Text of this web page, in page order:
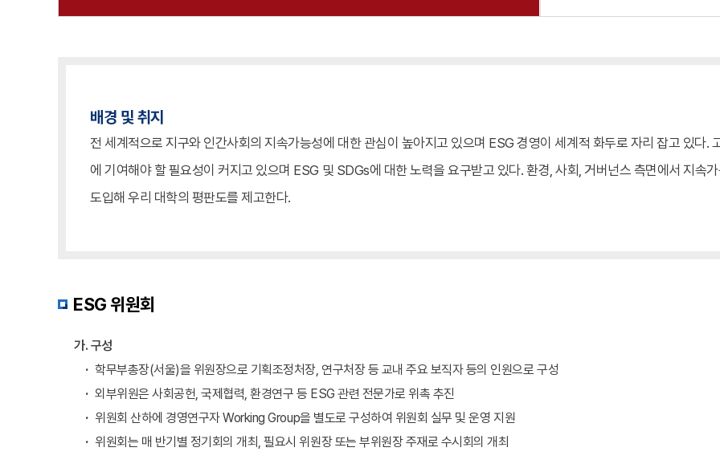
배경 및 취지
전 세계적으로 지구와 인간사회의 지속가능성에 대한 관심이 높아지고 있으며 ESG 경영이 세계적 화두로 자리 잡고 있다.
에 기여해야 할 필요성이 커지고 있으며 ESG 및 SDGs에 대한 노력을 요구받고 있다. 환경, 사회, 거버넌스 측면에서 지속
도입해 우리 대학의 평판도를 제고한다.
ESG 위원회
가. 구성
학무부총장(서울)을 위원장으로 기획조정처장, 연구처장 등 교내 주요 보직자 등의 인원으로 구성
외부위원은 사회공헌, 국제협력, 환경연구 등 ESG 관련 전문가로 위촉 추진
위원회 산하에 경영연구자 Working Group을 별도로 구성하여 위원회 실무 및 운영 지원
위원회는 매 반기별 정기회의 개최, 필요시 위원장 또는 부위원장 주재로 수시회의 개최